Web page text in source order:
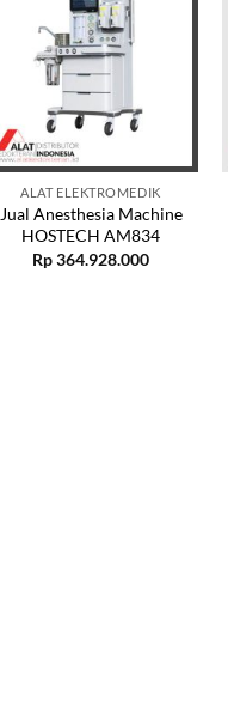
ALAT ELEKTROMEDIK
Jual Anesthesia Machine
HOSTECH AM834
Rp364.928.000